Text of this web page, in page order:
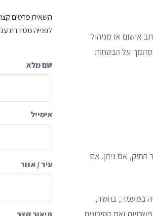
אישום או מניהול
על הבטחות
התיק, אם ניתן. אם
במעמד, בחשד,
ואת הסיכונים
השאירו פרטים
לפנייה מסודרת
Company
שם מלא
אימייל
עיר / אזור